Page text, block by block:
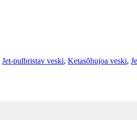
Jet-pulbristav veski, Ketasõhujoa veski,